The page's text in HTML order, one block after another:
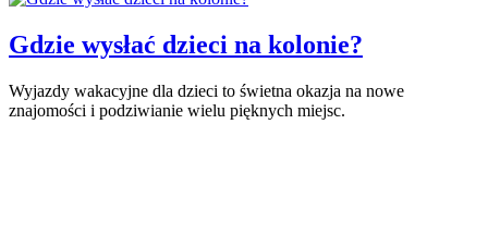
Gdzie wysłać dzieci na kolonie?
Wyjazdy wakacyjne dla dzieci to świetna okazja na nowe
znajomości i podziwianie wielu pięknych miejsc.